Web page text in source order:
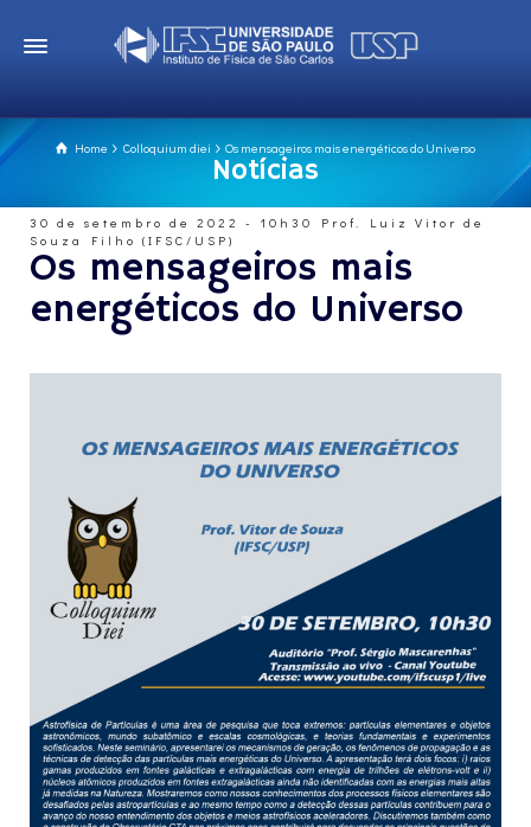
Home Colloquium diei Os mensageiros mais energéticos do Universo
Notícias
30 de setembro de 2022 - 10h30 Prof. Luiz Vitor de
Souza Filho (IFSC/USP)
Os mensageiros mais
energéticos do Universo